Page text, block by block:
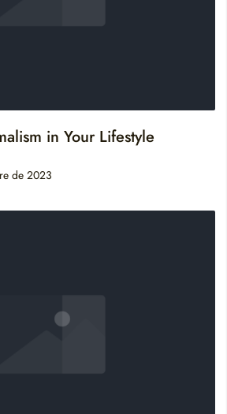
in Your Lifestyle
de 2023